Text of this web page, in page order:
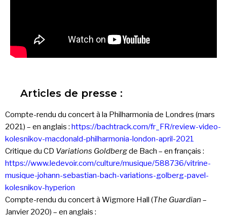
Articles de presse :
Compte-rendu du concert à la Philharmonia de Londres (mars
2021) – en anglais : https://bachtrack.com/fr_FR/review-video-
kolesnikov-macdonald-philharmonia-london-april-2021
Critique du CD Variations Goldbergde Bach – en français :
https://www.ledevoir.com/culture/musique/588736/vitrine-
musique-johann-sebastian-bach-variations-golberg-pavel-
kolesnikov-hyperion
Compte-rendu du concert à Wigmore Hall (The Guardian –
Janvier 2020) – en anglais :